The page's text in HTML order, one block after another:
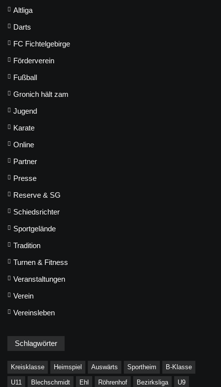
Altliga
Darts
FC Fichtelgebirge
Förderverein
Fußball
Gronich hält zam
Jugend
Karate
Online
Partner
Presse
Reserve & SG
Schiedsrichter
Sportgelände
Tradition
Turnen & Fitness
Veranstaltungen
Verein
Vereinsleben
Schlagwörter
Kreisklasse Heimspiel Auswärts Sportheim B-Klasse
U11 Blechschmidt Ehl Röhrenhof Bezirksliga U9